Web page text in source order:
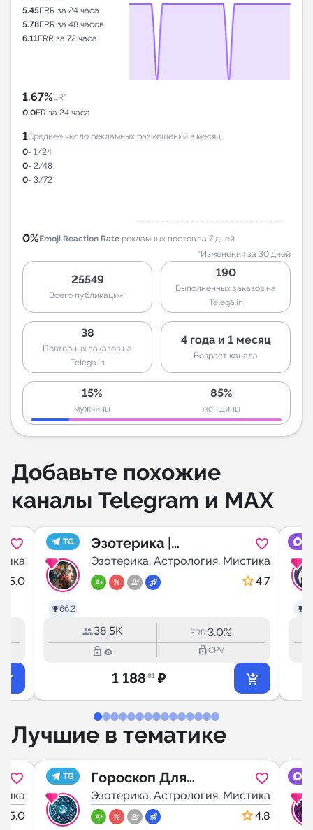
5.45ERR за 24 часа
5.78ERR за 48 часов
6.11ERR за 72 часа
1.67%ER*
0.0ER за 24 часа
1Среднее число рекламных размещений в месяц
0- 1/24
0- 2/48
0- 3/72
0%Emoji Reaction Rate рекламных постов за 7 дней
*Изменения за 30 дней
25549
Всего публикаций*
190
Выполненных заказов на
Telega.in
38
Повторных заказов на
Telega.in
4 года и 1 месяц
Возраст канала
15%
мужчины
85%
женщины
Добавьте похожие
каналы Telegram и MAX
5.0
TG
66.2
Эзотерика |
Психология
Души
Эзотерика, Астрология, Мистика
4.7
38.5K ERR:3.0%
lock_outline lock_outlineCPV
1 188.81 ₽
Лучшие в тематике
5.0
TG
Гороскоп Для
Всех
Эзотерика, Астрология, Мистика
4.8